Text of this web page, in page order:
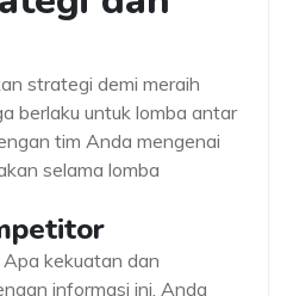
strategi demi meraih
berlaku untuk lomba antar
tim Anda mengenai
selama lomba
kekuatan dan
informasi ini, Anda